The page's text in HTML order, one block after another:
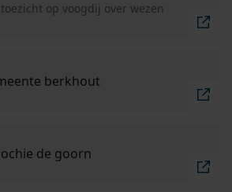
op voogdij over wezen
berkhout
de goorn